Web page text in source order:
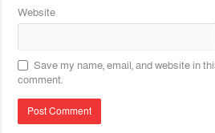
Website
Save my name, email, and website in
comment.